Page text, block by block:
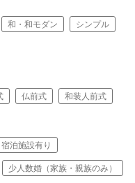
和・和モダン シンプル
仏前式 和装人前式
宿泊施設有り
少人数婚（家族・親族のみ）